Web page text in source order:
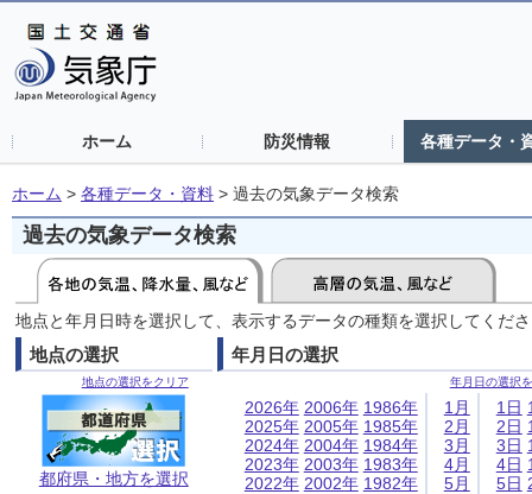
ホーム 防災情報 各種データ・
ホーム > 各種データ・資料 > 過去の気象データ検索
過去の気象データ検索
地点と年月日時を選択して、表示するデータの種類を選択してくだ
地点の選択
地点の選択をクリア
都府県・地方を選択
年月日の選択
年月日の選択
2026年
2025年
2024年
2023年
2022年
2006年
2005年
2004年
2003年
2002年
1986年
1985年
1984年
1983年
1982年
1月
2月
3月
4月
5月
1日
2日
3日
4日
5日